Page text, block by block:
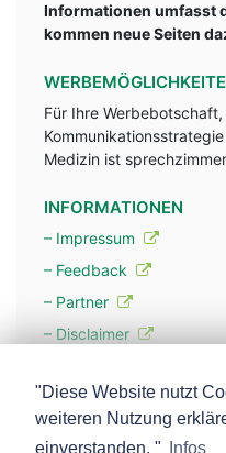
Informationen umfasst
kommen neue Seiten
Für Ihre
Medizin ist
INFORMATIONEN
– Impressum
– Feedback
– Partner
– Disclaimer
– Werbung
"Diese Website nutzt
weiteren Nutzung
einverstanden. "
Infos